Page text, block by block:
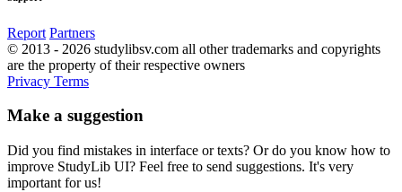
Report Partners
© 2013 - 2026 studylibsv.com all other trademarks and copyrights
are the property of their respective owners
Privacy Terms
Make a suggestion
Did you find mistakes in interface or texts? Or do you know how to
improve StudyLib UI? Feel free to send suggestions. It's very
important for us!